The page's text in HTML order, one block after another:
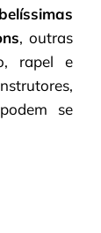
, outras
rapel e
se